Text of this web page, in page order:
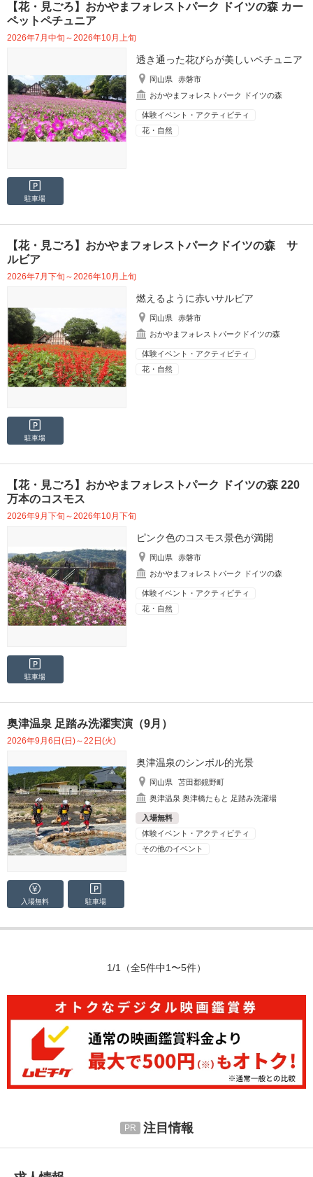
【花・見ごろ】おかやまフォレストパーク ドイツの森 カー
ペットペチュニア
2026年7月中旬～2026年10月上旬
透き通った花びらが美しいペチュニア
岡山県
赤磐市
おかやまフォレストパーク ドイツの森
体験イベント・アクティビティ
花・自然
駐車場
【花・見ごろ】おかやまフォレストパークドイツの森 サ
ルビア
2026年7月下旬～2026年10月上旬
燃えるように赤いサルビア
岡山県
赤磐市
おかやまフォレストパークドイツの森
体験イベント・アクティビティ
花・自然
駐車場
【花・見ごろ】おかやまフォレストパーク ドイツの森 220
万本のコスモス
2026年9月下旬～2026年10月下旬
ピンク色のコスモス景色が満開
岡山県
赤磐市
おかやまフォレストパーク ドイツの森
体験イベント・アクティビティ
花・自然
駐車場
奥津温泉 足踏み洗濯実演（9月）
2026年9月6日(日)～22日(火)
奥津温泉のシンボル的光景
岡山県
苫田郡鏡野町
奥津温泉 奥津橋たもと 足踏み洗濯場
入場無料
体験イベント・アクティビティ
その他のイベント
入場無料 駐車場
1/1 （全5件中1〜5件）
注目情報